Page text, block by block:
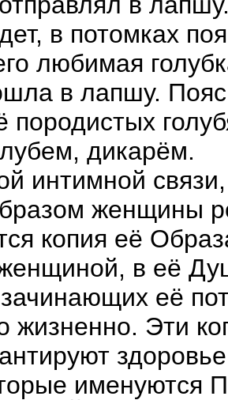
в потомках
любимая
в лапшу.
породистых
дикарём.
интимной
женщины
копия её
в её
её
жизненно. Эти
именуются